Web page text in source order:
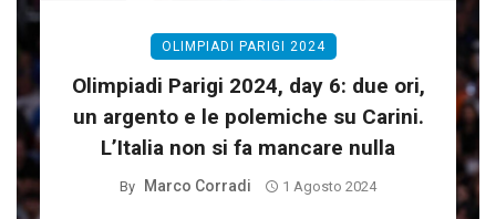
OLIMPIADI PARIGI 2024
Olimpiadi Parigi 2024, day 6: due ori,
un argento e le polemiche su Carini.
L’Italia non si fa mancare nulla
By Marco Corradi 1 Agosto 2024